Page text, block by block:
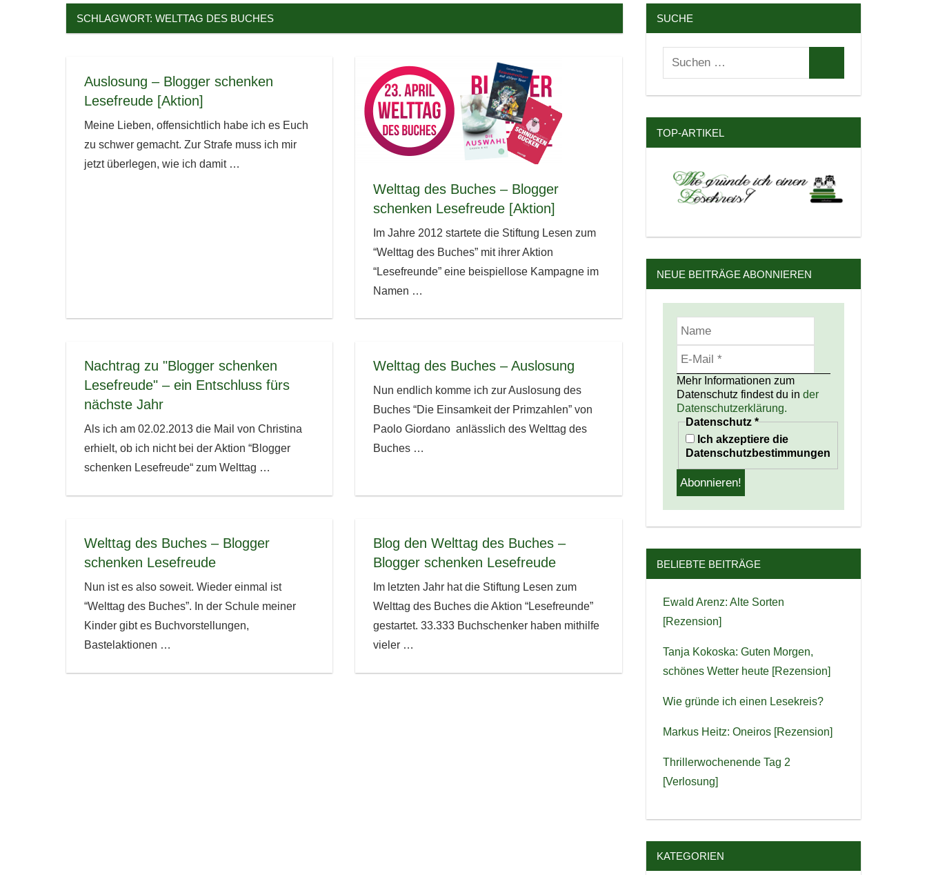
SCHLAGWORT: WELTTAG DES BUCHES
Auslosung – Blogger schenken
Lesefreude [Aktion]
Meine Lieben, offensichtlich habe ich es Euch
zu schwer gemacht. Zur Strafe muss ich mir
jetzt überlegen, wie ich damit …
Welttag des Buches – Blogger
schenken Lesefreude [Aktion]
Im Jahre 2012 startete die Stiftung Lesen zum
“Welttag des Buches” mit ihrer Aktion
“Lesefreunde” eine beispiellose Kampagne im
Namen …
Nachtrag zu "Blogger schenken
Lesefreude" – ein Entschluss fürs
nächste Jahr
Als ich am 02.02.2013 die Mail von Christina
erhielt, ob ich nicht bei der Aktion “Blogger
schenken Lesefreude“ zum Welttag …
Welttag des Buches – Auslosung
Nun endlich komme ich zur Auslosung des
Buches “Die Einsamkeit der Primzahlen” von
Paolo Giordano anlässlich des Welttag des
Buches …
Welttag des Buches – Blogger
schenken Lesefreude
Nun ist es also soweit. Wieder einmal ist
“Welttag des Buches”. In der Schule meiner
Kinder gibt es Buchvorstellungen,
Bastelaktionen …
Blog den Welttag des Buches –
Blogger schenken Lesefreude
Im letzten Jahr hat die Stiftung Lesen zum
Welttag des Buches die Aktion “Lesefreunde”
gestartet. 33.333 Buchschenker haben mithilfe
vieler …
SUCHE
Suchen
nach:
TOP-ARTIKEL
NEUE BEITRÄGE ABONNIEREN
Mehr Informationen zum
Datenschutz findest du in der
Datenschutzerklärung.
Datenschutz *
Ich akzeptiere die
Datenschutzbestimmungen
BELIEBTE BEITRÄGE
Ewald Arenz: Alte Sorten
[Rezension]
Tanja Kokoska: Guten Morgen,
schönes Wetter heute [Rezension]
Wie gründe ich einen Lesekreis?
Markus Heitz: Oneiros [Rezension]
Thrillerwochenende Tag 2
[Verlosung]
KATEGORIEN